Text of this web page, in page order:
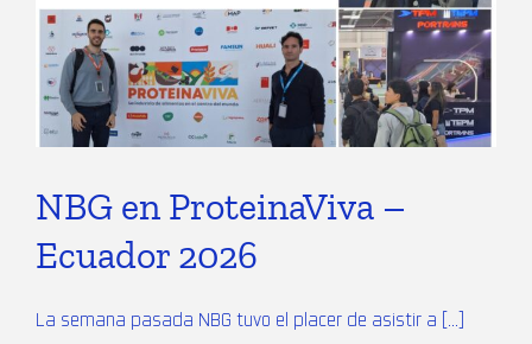
NBG en ProteinaViva –
Ecuador 2026
La semana pasada NBG tuvo el placer de asistir a [...]